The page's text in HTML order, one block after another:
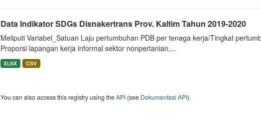
Data Indikator SDGs Disnakertrans Prov. Kaltim Tahun 2019-2020
Meliputi Variabel_Satuan Laju pertumbuhan PDB per tenaga kerja/Tingkat
Proporsi lapangan kerja informal sektor nonpertanian,...
XLSX CSV
You can also access this registry using theAPI(see Dokumentasi API).